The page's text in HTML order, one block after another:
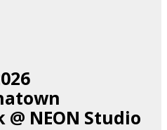
NEON Studio